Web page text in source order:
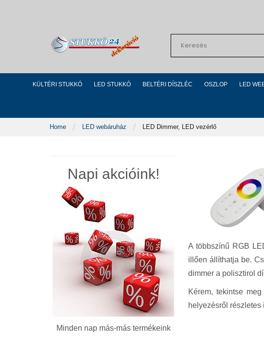
KÜLTÉRI STUKKÓ LED STUKKÓ BELTÉRI DÍSZLÉC OSZLOP LED
Home LED webáruház LED Dimmer, LED vezérlő
A többszínű RGB
illően állíthatja be.
dimmer a polisztirol
Kérem, tekintse
helyezésről
Napi akcióink!
Minden nap más-más termékeink